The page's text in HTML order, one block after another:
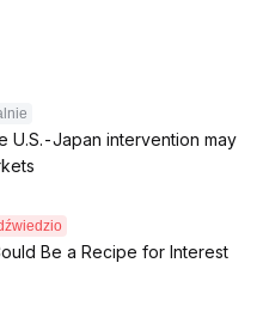
U.S.-Japan intervention may
Be a Recipe for Interest